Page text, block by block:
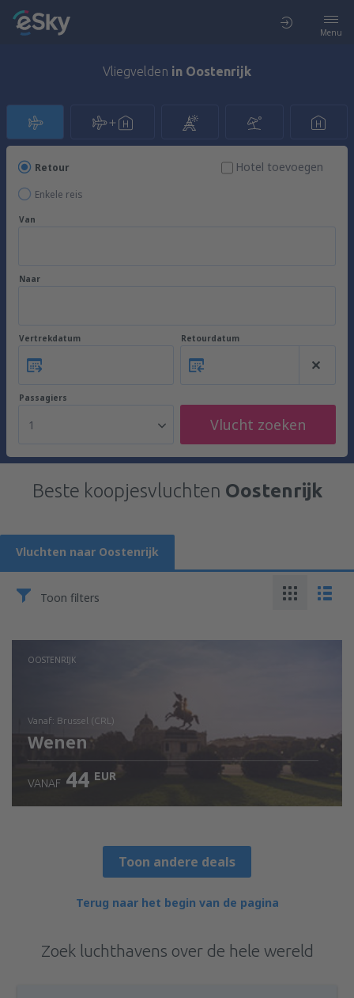
Menu
Vliegvelden in Oostenrijk
Retour
Enkele reis
Hotel toevoegen
Van
Naar
Vertrekdatum Retourdatum
Passagiers
1 Vlucht zoeken
Beste koopjesvluchten Oostenrijk
Vluchten naar Oostenrijk
Toon filters
OOSTENRIJK
vanaf: Brussel (CRL)
Wenen
VANAF 44 EUR
Toon andere deals
Terug naar het begin van de pagina
Zoek luchthavens over de hele wereld